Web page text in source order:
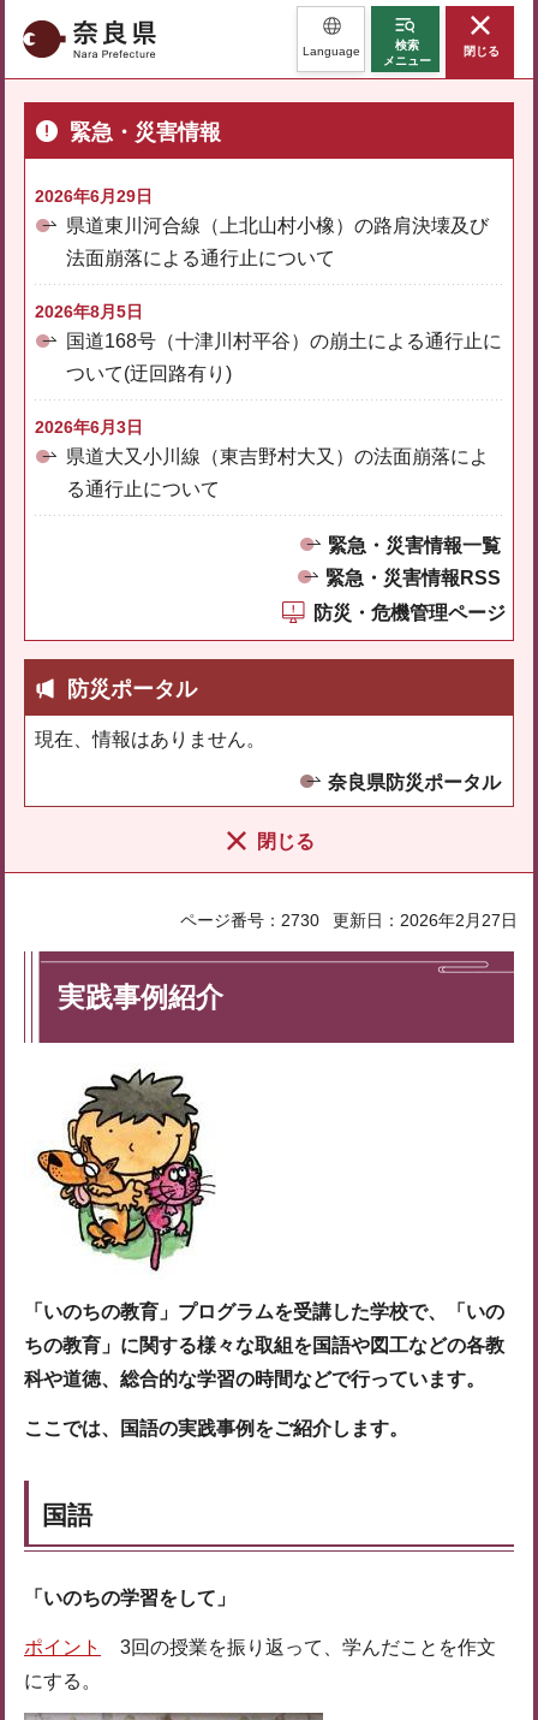
奈良県 Language
検索
メニュー
閉じる
緊急・災害情報
2026年6月29日
県道東川河合線（上北山村小橡）の路肩決壊及び
法面崩落による通行止について
2026年8月5日
国道168号（十津川村平谷）の崩土による通行止に
ついて(迂回路有り)
2026年6月3日
県道大又小川線（東吉野村大又）の法面崩落によ
る通行止について
緊急・災害情報一覧
緊急・災害情報RSS
防災・危機管理ページ
防災ポータル
現在、情報はありません。
奈良県防災ポータル
閉じる
ページ番号：2730 更新日：2026年2月27日
実践事例紹介
「いのちの教育」プログラムを受講した学校で、「いの
ちの教育」に関する様々な取組を国語や図工などの各教
科や道徳、総合的な学習の時間などで行っています。
ここでは、国語の実践事例をご紹介します。
国語
「いのちの学習をして」
ポイント
3回の授業を振り返って、学んだことを作文
にする。